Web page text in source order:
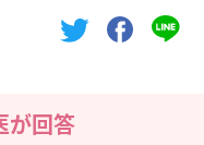
が回答